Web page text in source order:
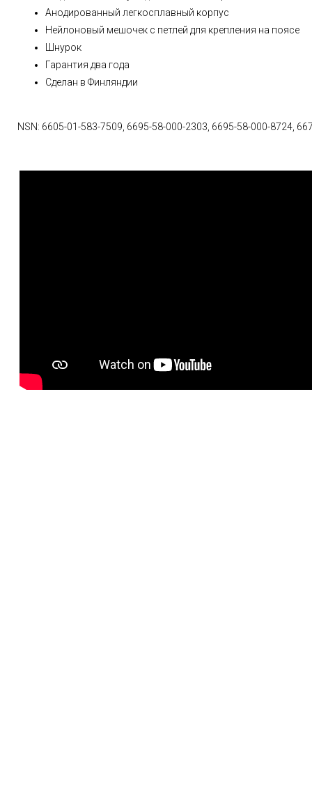
Анодированный легкосплавный корпус
Нейлоновый мешочек с петлей для крепления на поясе
Шнурок
Гарантия два года
Сделан в Финляндии
NSN: 6605-01-583-7509, 6695-58-000-2303, 6695-58-000-8724,